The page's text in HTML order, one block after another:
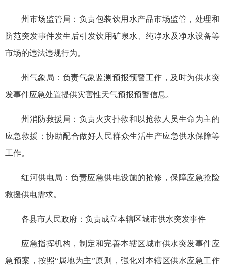
州市场监管局：负责包装饮用水产品市场监管，处理和
防范突发事件发生后引发饮用矿泉水、纯净水及净水设备等
市场的违法违规行为。
州气象局：负责气象监测预报预警工作，及时为供水突
发事件应急处置提供灾害性天气预报预警信息。
州消防救援局：负责火灾扑救和以抢救人员生命为主的
应急救援；协助配合做好人民群众生活生产应急供水保障等
工作。
红河供电局：负责应急供电设施的抢修，保障应急抢险
救援供电需求。
各县市人民政府：负责成立本辖区城市供水突发事件
应急指挥机构，制定和完善本辖区城市供水突发事件应
急预案，按照“属地为主”原则，强化对本辖区供水应急工作